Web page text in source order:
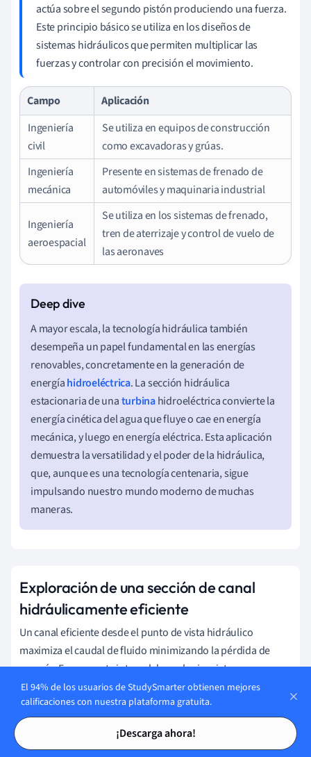
Tarjetas de estudio
Tarjetas de estudio
actúa sobre el segundo pistón produciendo una fuerza.
Este principio básico se utiliza en los diseños de
sistemas hidráulicos que permiten multiplicar las
fuerzas y controlar con precisión el movimiento.
Campo
Aplicación
Ingeniería
civil
Se utiliza en equipos de construcción
como excavadoras y grúas.
Ingeniería
mecánica
Presente en sistemas de frenado de
automóviles y maquinaria industrial
Ingeniería
aeroespacial
Se utiliza en los sistemas de frenado,
tren de aterrizaje y control de vuelo de
las aeronaves
A mayor escala, la tecnología hidráulica también
desempeña un papel fundamental en las energías
renovables, concretamente en la generación de
energíahidroeléctrica. La sección hidráulica
estacionaria de unaturbinahidroeléctrica convierte la
energía cinética del agua que fluye o cae en energía
mecánica, y luego en energía eléctrica. Esta aplicación
demuestra la versatilidad y el poder de la hidráulica,
que, aunque es una tecnología centenaria, sigue
impulsando nuestro mundo moderno de muchas
maneras.
Exploración de una sección de canal
hidráulicamente eficiente
Un canal eficiente desde el punto de vista hidráulico
maximiza el caudal de fluido minimizando la pérdida de
energía. Es una parte integral de cualquier sistema
hidráulico, ya que un canal eficiente permite un rendimiento
óptimo del sistema. Comprender sus características y
factores como la presión hidrostática es necesario para
diseñar y mantener sistemas hidráulicos robustos.
El 94% de los usuarios de StudySmarter obtienen mejores
calificaciones con nuestra plataforma gratuita.
¡Descarga ahora!